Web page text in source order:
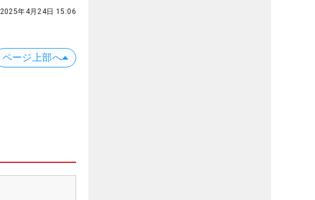
2025年4月24日 15:06
ページ上部へ